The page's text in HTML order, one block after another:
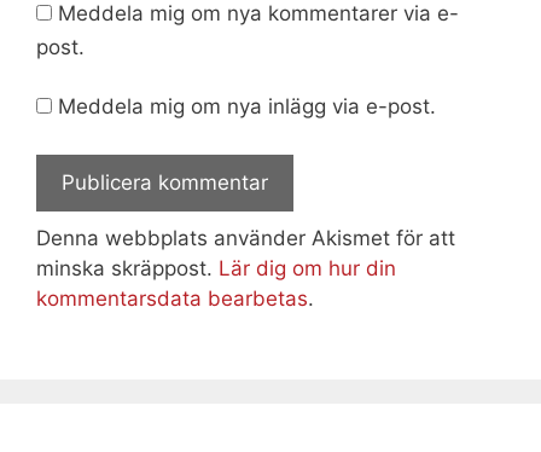
Meddela mig om nya kommentarer via e-
post.
Meddela mig om nya inlägg via e-post.
Denna webbplats använder Akismet för att
minska skräppost. Lär dig om hur din
kommentarsdata bearbetas.